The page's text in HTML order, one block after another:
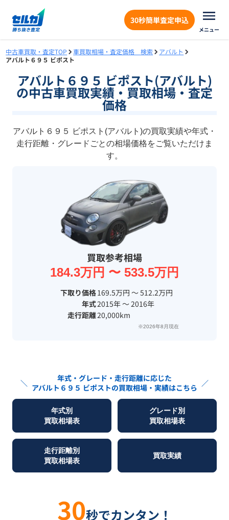
30秒簡単査定申込
メニュー
中古車買取・査定TOP 車買取相場・査定価格 検索
アバルト
アバルト６９５ ビポスト
アバルト６９５ ビポスト(アバルト)
の中古車買取実績・買取相場・査定
価格
アバルト６９５ ビポスト(アバルト)の買取実績や年式・
走行距離・グレードごとの相場価格をご覧いただけま
す。
買取参考相場
184.3万円 〜 533.5万円
下取り価格169.5万円 〜 512.2万円
年式2015年 〜 2016年
走行距離20,000km
※2026年8月現在
＼
年式・グレード・走行距離に応じた
アバルト６９５ ビポストの買取相場・実績はこちら ／
年式別
買取相場表
グレード別
買取相場表
走行距離別
買取相場表
買取実績
30秒でカンタン！